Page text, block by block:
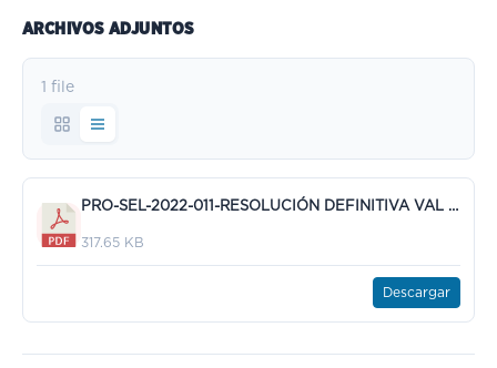
ARCHIVOS ADJUNTOS
1 file
PRO-SEL-2022-011-RESOLUCIÓN DEFINITIVA VAL MÉRITOS.pdf
317.65 KB
Descargar